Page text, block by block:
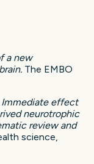
a new
The EMBO
Immediate effect
neurotrophic
review and
science,